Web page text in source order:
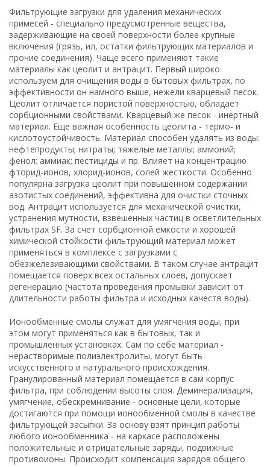
Фильтрующие загрузки для удаления механических
примесей - специально предусмотренные вещества,
задерживающие на своей поверхности более крупные
включения (грязь, ил, остатки фильтрующих материалов и
прочие соединения). Чаще всего применяют такие
материалы как цеолит и антрацит. Первый широко
используем для очищения воды в бытовых фильтрах, по
эффективности он намного выше, нежели кварцевый песок.
Цеолит отличается пористой поверхностью, обладает
сорбционными свойствами. Кварцевый же песок - инертный
материал. Еще важная особенность цеолита - термо- и
кислотоустойчивость. Материал способен удалять из воды:
нефтепродукты; нитраты; тяжелые металлы; аммоний;
фенол; аммиак; пестициды и пр. Влияет на концентрацию
фторид-ионов, хлорид-ионов, солей жесткости. Особенно
популярна загрузка цеолит при повышенном содержании
азотистых соединений, эффективна для очистки сточных
вод. Антрацит используется для механической очистки,
устранения мутности, взвешенных частиц в осветлительных
фильтрах SF. За счет сорбционной емкости и хорошей
химической стойкости фильтрующий материал может
применяться в комплексе с загрузками с
обезжелезивающими свойствами. В таком случае антрацит
помещается поверх всех остальных слоев, допускает
регенерацию (частота проведения промывки зависит от
длительности работы фильтра и исходных качеств воды).
Ионообменные смолы служат для умягчения воды, при
этом могут применяться как в бытовых, так и
промышленных установках. Сам по себе материал -
нерастворимые полиэлектролиты, могут быть
искусственного и натурального происхождения.
Гранулированный материал помещается в сам корпус
фильтра, при соблюдении высоты слоя. Деминерализация,
умягчение, обескремнивание - основные цели, которые
достигаются при помощи ионообменной смолы в качестве
фильтрующей засыпки. За основу взят принцип работы
любого ионообменника - на каркасе расположены
положительные и отрицательные заряды, подвижные
противоионы. Происходит компенсация зарядов общего